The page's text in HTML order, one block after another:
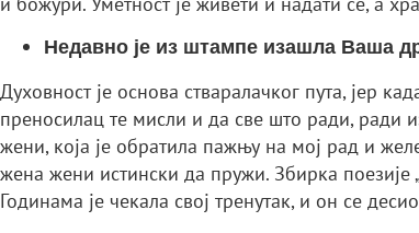
Недавно је из штампе изашла Ваша
Духовност је основа стваралачког пута, јер
преносилац те мисли и да све што ради, ради
жени, која је обратила пажњу на мој рад и
жена жени истински да пружи. Збирка
Годинама је чекала свој тренутак, и он се